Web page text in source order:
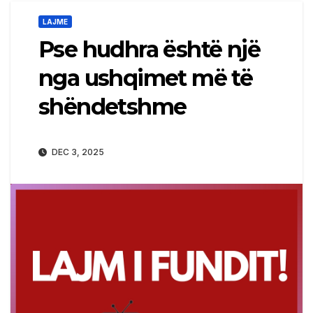
LAJME
Pse hudhra është një
nga ushqimet më të
shëndetshme
DEC 3, 2025